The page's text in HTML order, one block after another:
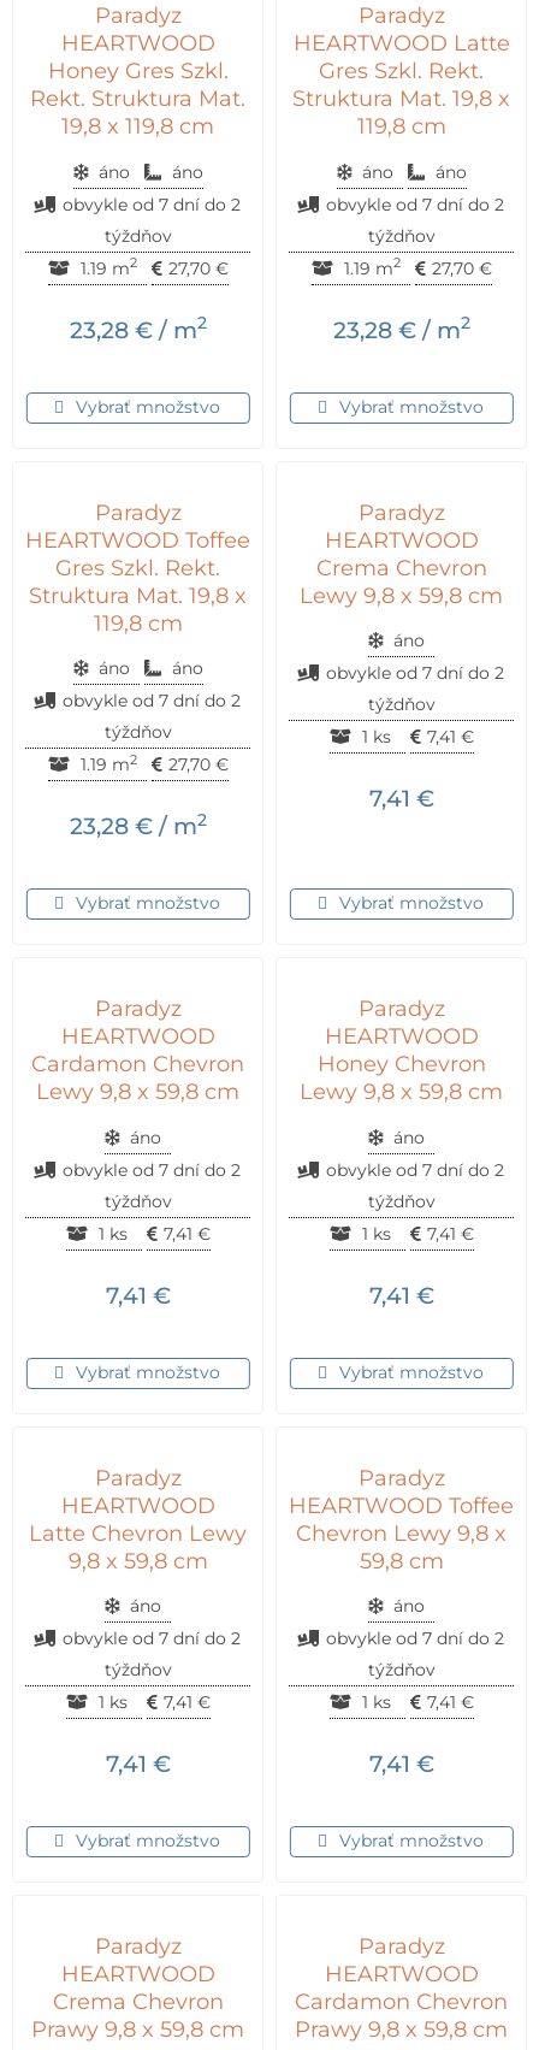
Paradyz
HEARTWOOD
Honey Gres Szkl.
Rekt. Struktura Mat.
19,8 x 119,8 cm
áno
áno
obvykle od 7 dní do 2
týždňov
1.19 m2 27,70 €
23,28 €/ m2
Vybrať množstvo
Paradyz
HEARTWOOD Latte
Gres Szkl. Rekt.
Struktura Mat. 19,8 x
119,8 cm
áno
áno
obvykle od 7 dní do 2
týždňov
1.19 m2 27,70 €
23,28 €/ m2
Vybrať množstvo
Paradyz
HEARTWOOD Toffee
Gres Szkl. Rekt.
Struktura Mat. 19,8 x
119,8 cm
áno
áno
obvykle od 7 dní do 2
týždňov
1.19 m2 27,70 €
23,28 €/ m2
Vybrať množstvo
Paradyz
HEARTWOOD
Crema Chevron
Lewy 9,8 x 59,8 cm
áno
obvykle od 7 dní do 2
týždňov
1 ks
7,41 €
7,41 €
Vybrať množstvo
Paradyz
HEARTWOOD
Cardamon Chevron
Lewy 9,8 x 59,8 cm
áno
obvykle od 7 dní do 2
týždňov
1 ks
7,41 €
7,41 €
Vybrať množstvo
Paradyz
HEARTWOOD
Honey Chevron
Lewy 9,8 x 59,8 cm
áno
obvykle od 7 dní do 2
týždňov
1 ks
7,41 €
7,41 €
Vybrať množstvo
Paradyz
HEARTWOOD
Latte Chevron Lewy
9,8 x 59,8 cm
áno
obvykle od 7 dní do 2
týždňov
1 ks
7,41 €
7,41 €
Vybrať množstvo
Paradyz
HEARTWOOD Toffee
Chevron Lewy 9,8 x
59,8 cm
áno
obvykle od 7 dní do 2
týždňov
1 ks
7,41 €
7,41 €
Vybrať množstvo
Paradyz
HEARTWOOD
Crema Chevron
Prawy 9,8 x 59,8 cm
Paradyz
HEARTWOOD
Cardamon Chevron
Prawy 9,8 x 59,8 cm